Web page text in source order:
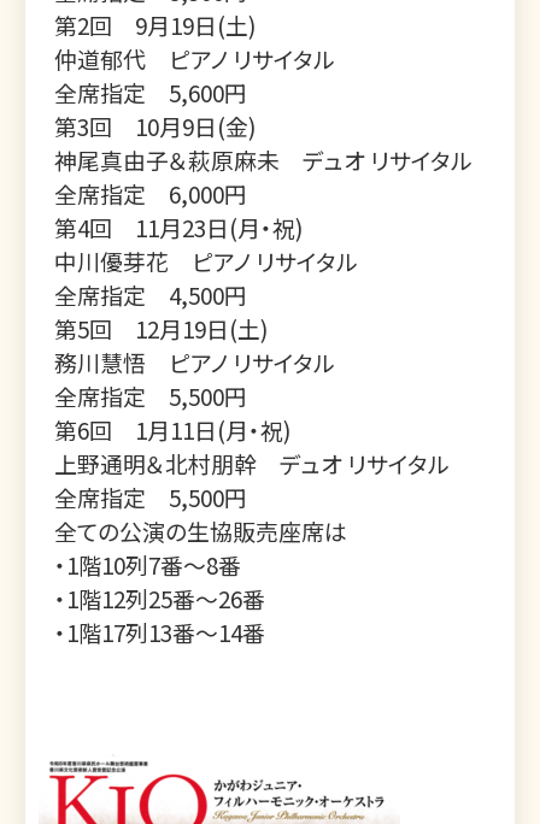
第2回 9月19日(土)
仲道郁代 ピアノ リサイタル
全席指定 5,600円
第3回 10月9日(金)
神尾真由子＆萩原麻未 デュオ リサイタル
全席指定 6,000円
第4回 11月23日(月・祝)
中川優芽花 ピアノ リサイタル
全席指定 4,500円
第5回 12月19日(土)
務川慧悟 ピアノ リサイタル
全席指定 5,500円
第6回 1月11日(月・祝)
上野通明＆北村朋幹 デュオ リサイタル
全席指定 5,500円
全ての公演の生協販売座席は
・1階10列7番～8番
・1階12列25番～26番
・1階17列13番～14番